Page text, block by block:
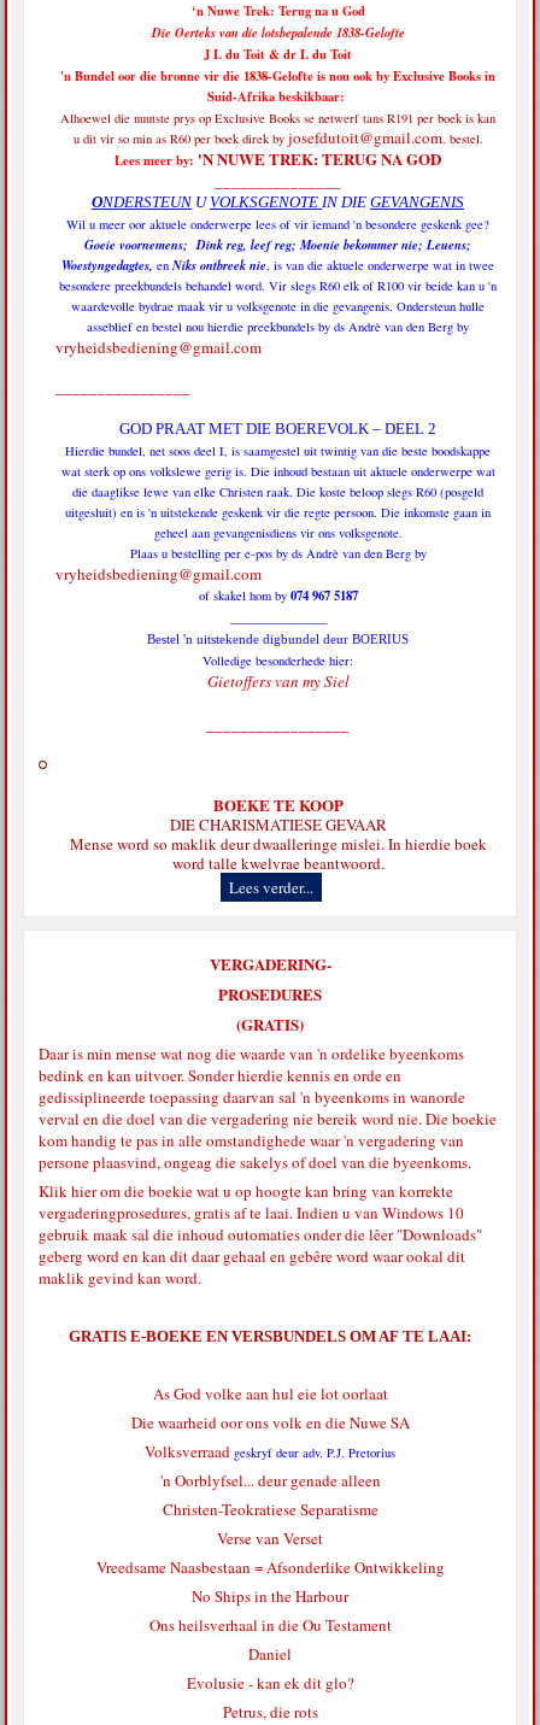
‘n Nuwe Trek: Terug na u God
Die Oerteks van die lotsbepalende 1838-Gelofte
J L du Toit & dr L du Toit
'n Bundel oor die bronne vir die 1838-Gelofte is nou ook by Exclusive Books in
Suid-Afrika beskikbaar:
Alhoewel die nuutste prys op Exclusive Books se netwerf tans R191 per boek is kan
u dit vir so min as R60 per boek direk by josefdutoit@gmail.com. bestel.
Lees meer by: 'N NUWE TREK: TERUG NA GOD
ONDERSTEUN UVOLKSGENOTE IN DIE GEVANGENIS
Wil u meer oor aktuele onderwerpe lees of vir iemand 'n besondere geskenk gee?
Goeie voornemens; Dink reg, leef reg; Moenie bekommer nie; Leuens;
Woestyngedagtes, enNiks ontbreek nie, is van die aktuele onderwerpe wat in twee
besondere preekbundels behandel word. Vir slegs R60 elk of R100 vir beide kan u 'n
waardevolle bydrae maak vir u volksgenote in die gevangenis. Ondersteun hulle
asseblief en bestel nou hierdie preekbundels by ds Andrè van den Berg by
vryheidsbediening@gmail.com
GOD PRAAT MET DIE BOEREVOLK – DEEL 2
Hierdie bundel, net soos deel I, is saamgestel uit twintig van die beste boodskappe
wat sterk op ons volkslewe gerig is. Die inhoud bestaan uit aktuele onderwerpe wat
die daaglikse lewe van elke Christen raak. Die koste beloop slegs R60 (posgeld
uitgesluit) en is 'n uitstekende geskenk vir die regte persoon. Die inkomste gaan in
geheel aan gevangenisdiens vir ons volksgenote.
Plaas u bestelling per e-pos by ds Andrè van den Berg by
vryheidsbediening@gmail.com
of skakel hom by 074 967 5187
Bestel 'n uitstekende digbundel deur BOERIUS
Volledige besonderhede hier:
Gietoffers van my Siel
BOEKE TE KOOP
DIE CHARISMATIESE GEVAAR
Mense word so maklik deur dwaalleringe mislei. In hierdie boek
word talle kwelvrae beantwoord.
Lees verder...
VERGADERING-
PROSEDURES
(GRATIS)
Daar is min mense wat nog die waarde van 'n ordelike byeenkoms
bedink en kan uitvoer. Sonder hierdie kennis en orde en
gedissiplineerde toepassing daarvan sal 'n byeenkoms in wanorde
verval en die doel van die vergadering nie bereik word nie. Die boekie
kom handig te pas in alle omstandighede waar 'n vergadering van
persone plaasvind, ongeag die sakelys of doel van die byeenkoms.
Klik hierom die boekie wat u op hoogte kan bring van korrekte
vergaderingprosedures, gratis af te laai. Indien u van Windows 10
gebruik maak sal die inhoud outomaties onder die lêer "Downloads"
geberg word en kan dit daar gehaal en gebêre word waar ookal dit
maklik gevind kan word.
GRATIS E-BOEKE EN VERSBUNDELS OM AF TE LAAI:
As God volke aan hul eie lot oorlaat
Die waarheid oor ons volk en die Nuwe SA
Volksverraad geskryf deur adv. P.J. Pretorius
'n Oorblyfsel... deur genade alleen
Christen-Teokratiese Separatisme
Verse van Verset
Vreedsame Naasbestaan = Afsonderlike Ontwikkeling
No Ships in the Harbour
Ons heilsverhaal in die Ou Testament
Daniel
Evolusie - kan ek dit glo?
Petrus, die rots